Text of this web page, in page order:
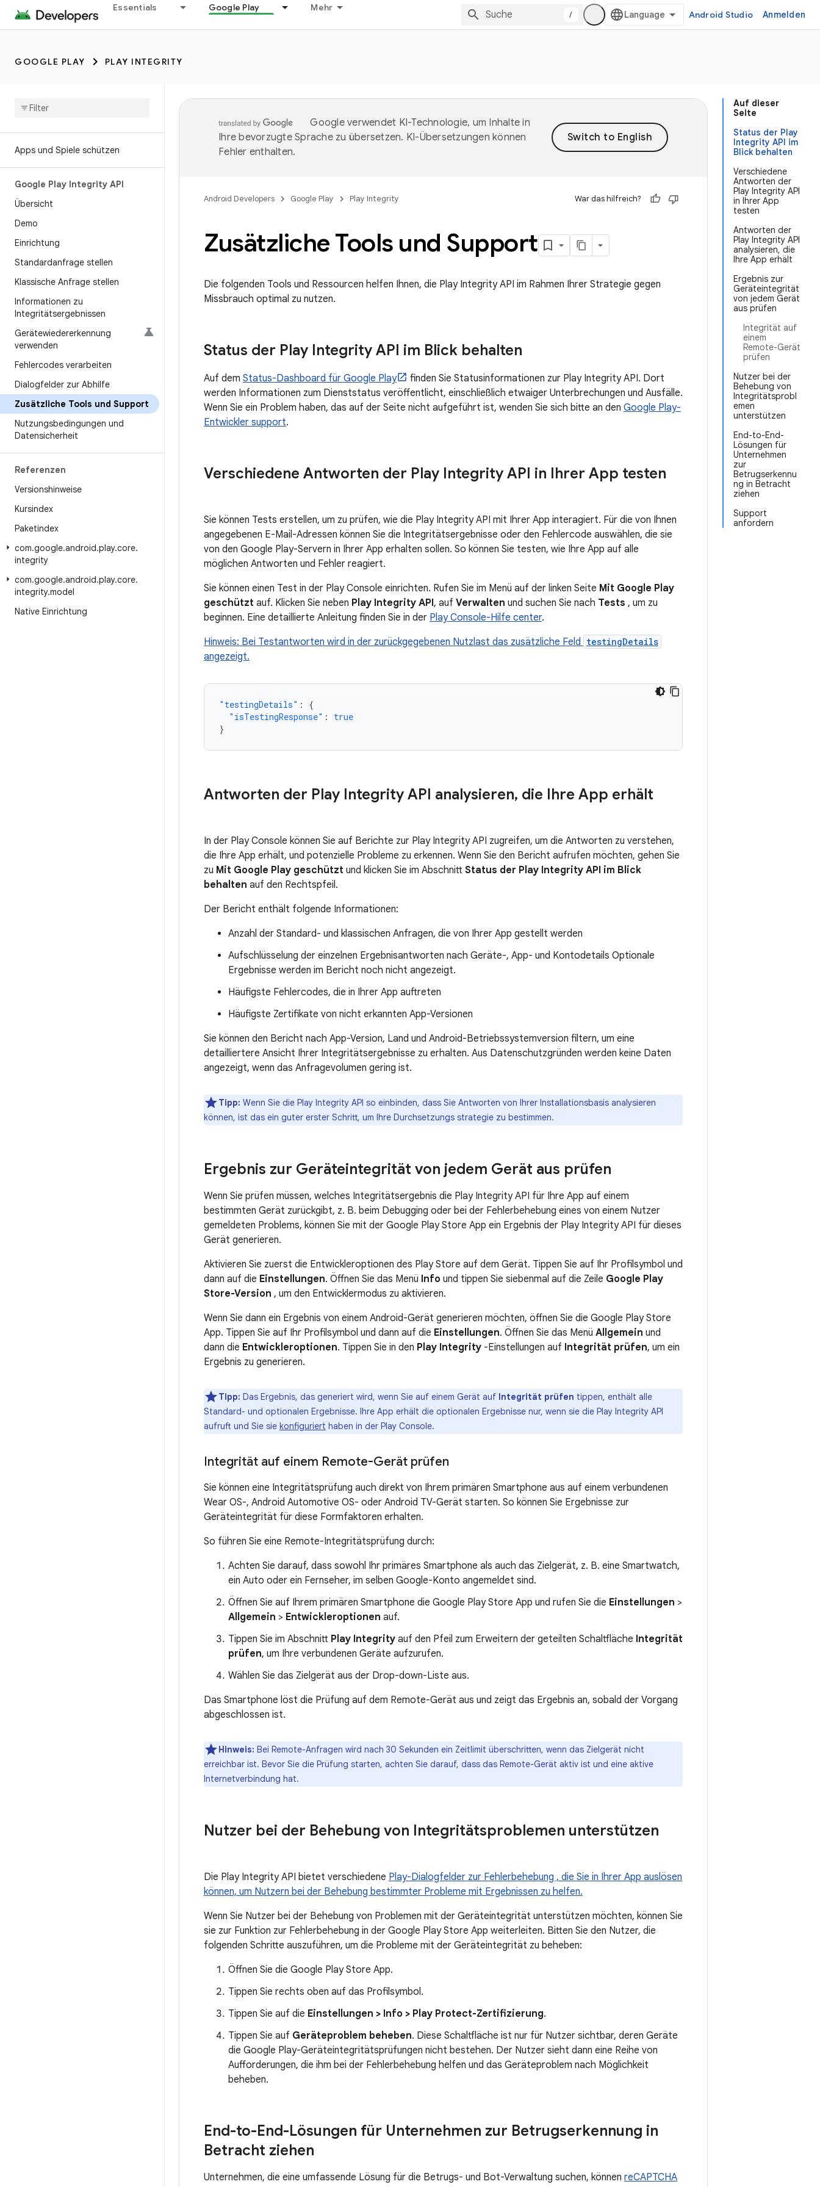
Essentials Google Play Mehr
/ Android Studio Anmelden
GOOGLE PLAY PLAY INTEGRITY
Apps und Spiele schützen
Google Play Integrity API
Übersicht
Demo
Einrichtung
Standardanfrage stellen
Klassische Anfrage stellen
Informationen zu
Integritätsergebnissen
Gerätewiedererkennung
verwenden
Fehlercodes verarbeiten
Dialogfelder zur Abhilfe
Zusätzliche Tools und Support
Nutzungsbedingungen und
Datensicherheit
Referenzen
Versionshinweise
Kursindex
Paketindex
com.google.android.play.core.
integrity
com.google.android.play.core.
integrity.model
Native Einrichtung
Auf dieser
Seite
Status der Play
Integrity API im
Blick behalten
Verschiedene
Antworten der
Play Integrity API
in Ihrer App
testen
Antworten der
Play Integrity API
analysieren, die
Ihre App erhält
Ergebnis zur
Geräteintegrität
von jedem Gerät
aus prüfen
Integrität auf
einem
Remote-Gerät
prüfen
Nutzer bei der
Behebung von
Integritätsprobl
emen
unterstützen
End-to-End-
Lösungen für
Unternehmen
zur
Betrugserkennu
ng in Betracht
ziehen
Support
anfordern
Google verwendet KI-Technologie, um Inhalte in
Ihre bevorzugte Sprache zu übersetzen. KI-Übersetzungen können
Fehler enthalten.
Android Developers Google Play Play Integrity War das hilfreich?
Zusätzliche Tools und Support
Die folgenden Tools und Ressourcen helfen Ihnen, die Play Integrity API im Rahmen Ihrer Strategie gegen
Missbrauch optimal zu nutzen.
Status der Play Integrity API im Blick behalten
Auf dem Status-Dashboard für Google Play
finden Sie Statusinformationen zur Play Integrity API. Dort
werden Informationen zum Dienststatus veröffentlicht, einschließlich etwaiger Unterbrechungen und Ausfälle.
Wenn Sie ein Problem haben, das auf der Seite nicht aufgeführt ist, wenden Sie sich bitte an den Google Play-
Entwickler support.
Verschiedene Antworten der Play Integrity API in Ihrer App testen
Sie können Tests erstellen, um zu prüfen, wie die Play Integrity API mit Ihrer App interagiert. Für die von Ihnen
angegebenen E-Mail-Adressen können Sie die Integritätsergebnisse oder den Fehlercode auswählen, die sie
von den Google Play-Servern in Ihrer App erhalten sollen. So können Sie testen, wie Ihre App auf alle
möglichen Antworten und Fehler reagiert.
Sie können einen Test in der Play Console einrichten. Rufen Sie im Menü auf der linken Seite Mit Google Play
geschützt auf. Klicken Sie neben Play Integrity API, auf Verwalten und suchen Sie nach Tests , um zu
beginnen. Eine detaillierte Anleitung finden Sie in der Play Console-Hilfe center.
Hinweis: Bei Testantworten wird in der zurückgegebenen Nutzlast das zusätzliche Feld testingDetails
angezeigt.
"testingDetails" :
{
"isTestingResponse" :
true
}
Antworten der Play Integrity API analysieren, die Ihre App erhält
In der Play Console können Sie auf Berichte zur Play Integrity API zugreifen, um die Antworten zu verstehen,
die Ihre App erhält, und potenzielle Probleme zu erkennen. Wenn Sie den Bericht aufrufen möchten, gehen Sie
zu Mit Google Play geschützt und klicken Sie im Abschnitt Status der Play Integrity API im Blick
behalten auf den Rechtspfeil.
Der Bericht enthält folgende Informationen:
Anzahl der Standard- und klassischen Anfragen, die von Ihrer App gestellt werden
Aufschlüsselung der einzelnen Ergebnisantworten nach Geräte-, App- und Kontodetails Optionale
Ergebnisse werden im Bericht noch nicht angezeigt.
Häufigste Fehlercodes, die in Ihrer App auftreten
Häufigste Zertifikate von nicht erkannten App-Versionen
Sie können den Bericht nach App-Version, Land und Android-Betriebssystemversion filtern, um eine
detailliertere Ansicht Ihrer Integritätsergebnisse zu erhalten. Aus Datenschutzgründen werden keine Daten
angezeigt, wenn das Anfragevolumen gering ist.
Tipp: Wenn Sie die Play Integrity API so einbinden, dass Sie Antworten von Ihrer Installationsbasis analysieren
können, ist das ein guter erster Schritt, um Ihre Durchsetzungs strategie zu bestimmen.
Ergebnis zur Geräteintegrität von jedem Gerät aus prüfen
Wenn Sie prüfen müssen, welches Integritätsergebnis die Play Integrity API für Ihre App auf einem
bestimmten Gerät zurückgibt, z. B. beim Debugging oder bei der Fehlerbehebung eines von einem Nutzer
gemeldeten Problems, können Sie mit der Google Play Store App ein Ergebnis der Play Integrity API für dieses
Gerät generieren.
Aktivieren Sie zuerst die Entwickleroptionen des Play Store auf dem Gerät. Tippen Sie auf Ihr Profilsymbol und
dann auf die Einstellungen. Öffnen Sie das Menü Info und tippen Sie siebenmal auf die Zeile Google Play
Store-Version , um den Entwicklermodus zu aktivieren.
Wenn Sie dann ein Ergebnis von einem Android-Gerät generieren möchten, öffnen Sie die Google Play Store
App. Tippen Sie auf Ihr Profilsymbol und dann auf die Einstellungen. Öffnen Sie das Menü Allgemein und
dann die Entwickleroptionen. Tippen Sie in den Play Integrity -Einstellungen auf Integrität prüfen, um ein
Ergebnis zu generieren.
Tipp: Das Ergebnis, das generiert wird, wenn Sie auf einem Gerät auf Integrität prüfen tippen, enthält alle
Standard- und optionalen Ergebnisse. Ihre App erhält die optionalen Ergebnisse nur, wenn sie die Play Integrity API
aufruft und Sie sie konfiguriert haben in der Play Console.
Integrität auf einem Remote-Gerät prüfen
Sie können eine Integritätsprüfung auch direkt von Ihrem primären Smartphone aus auf einem verbundenen
Wear OS-, Android Automotive OS- oder Android TV-Gerät starten. So können Sie Ergebnisse zur
Geräteintegrität für diese Formfaktoren erhalten.
So führen Sie eine Remote-Integritätsprüfung durch:
Achten Sie darauf, dass sowohl Ihr primäres Smartphone als auch das Zielgerät, z. B. eine Smartwatch,
ein Auto oder ein Fernseher, im selben Google-Konto angemeldet sind.
Öffnen Sie auf Ihrem primären Smartphone die Google Play Store App und rufen Sie die Einstellungen >
Allgemein > Entwickleroptionen auf.
Tippen Sie im Abschnitt Play Integrity auf den Pfeil zum Erweitern der geteilten Schaltfläche Integrität
prüfen, um Ihre verbundenen Geräte aufzurufen.
Wählen Sie das Zielgerät aus der Drop-down-Liste aus.
Das Smartphone löst die Prüfung auf dem Remote-Gerät aus und zeigt das Ergebnis an, sobald der Vorgang
abgeschlossen ist.
Hinweis: Bei Remote-Anfragen wird nach 30 Sekunden ein Zeitlimit überschritten, wenn das Zielgerät nicht
erreichbar ist. Bevor Sie die Prüfung starten, achten Sie darauf, dass das Remote-Gerät aktiv ist und eine aktive
Internetverbindung hat.
Nutzer bei der Behebung von Integritätsproblemen unterstützen
Die Play Integrity API bietet verschiedene Play-Dialogfelder zur Fehlerbehebung , die Sie in Ihrer App auslösen
können, um Nutzern bei der Behebung bestimmter Probleme mit Ergebnissen zu helfen.
Wenn Sie Nutzer bei der Behebung von Problemen mit der Geräteintegrität unterstützen möchten, können Sie
sie zur Funktion zur Fehlerbehebung in der Google Play Store App weiterleiten. Bitten Sie den Nutzer, die
folgenden Schritte auszuführen, um die Probleme mit der Geräteintegrität zu beheben:
Öffnen Sie die Google Play Store App.
Tippen Sie rechts oben auf das Profilsymbol.
Tippen Sie auf die Einstellungen > Info > Play Protect-Zertifizierung.
Tippen Sie auf Geräteproblem beheben. Diese Schaltfläche ist nur für Nutzer sichtbar, deren Geräte
die Google Play-Geräteintegritätsprüfungen nicht bestehen. Der Nutzer sieht dann eine Reihe von
Aufforderungen, die ihm bei der Fehlerbehebung helfen und das Geräteproblem nach Möglichkeit
beheben.
End-to-End-Lösungen für Unternehmen zur Betrugserkennung in
Betracht ziehen
Unternehmen, die eine umfassende Lösung für die Betrugs- und Bot-Verwaltung suchen, können reCAPTCHA